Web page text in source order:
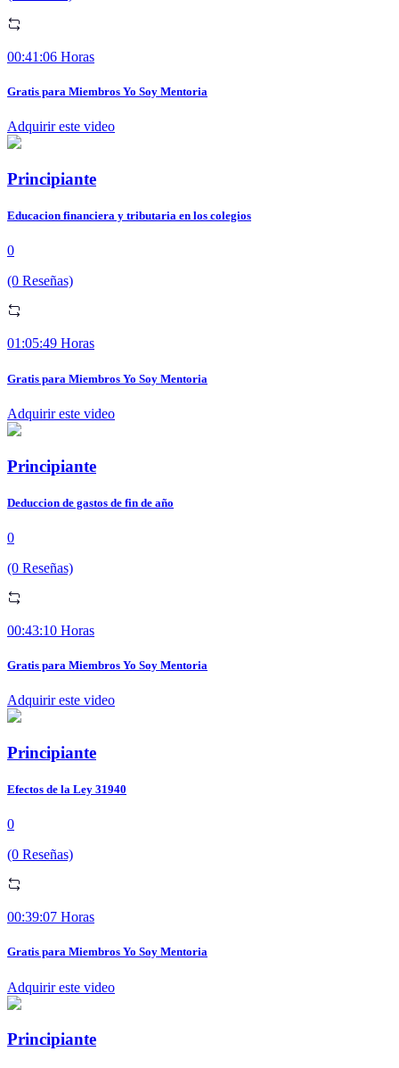
00:41:06 Horas
Gratis para Miembros Yo Soy Mentoria
Adquirir este video
Principiante
Educacion financiera y tributaria en los colegios
0
(0 Reseñas)
01:05:49 Horas
Gratis para Miembros Yo Soy Mentoria
Adquirir este video
Principiante
Deduccion de gastos de fin de año
0
(0 Reseñas)
00:43:10 Horas
Gratis para Miembros Yo Soy Mentoria
Adquirir este video
Principiante
Efectos de la Ley 31940
0
(0 Reseñas)
00:39:07 Horas
Gratis para Miembros Yo Soy Mentoria
Adquirir este video
Principiante